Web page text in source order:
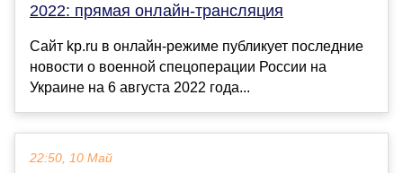
2022: прямая онлайн-трансляция
Сайт kp.ru в онлайн-режиме публикует последние
новости о военной спецоперации России на
Украине на 6 августа 2022 года...
22:50, 10 Май